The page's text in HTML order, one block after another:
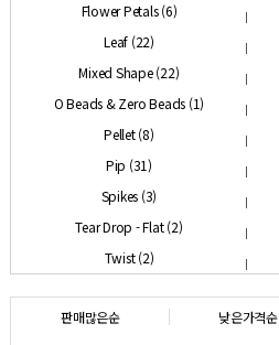
Flower Petals (6)
Leaf (22)
Mixed Shape (22)
O Beads & Zero Beads (1)
Pellet (8)
Pip (31)
Spikes (3)
Tear Drop - Flat (2)
Twist (2)
판매많은순 낮은가격순